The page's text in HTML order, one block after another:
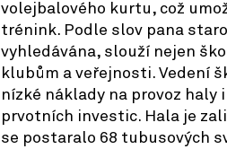
volejbalového kurtu, což
trénink. Podle slov pana
vyhledávána, slouží nejen
klubům a veřejnosti. Vedení
nízké náklady na provoz haly
prvotních investic. Hala je
se postaralo 68 tubusových